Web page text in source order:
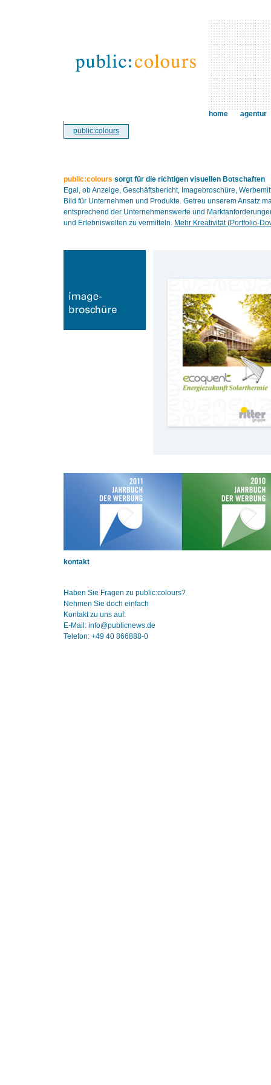
public:colours
home agentur
public:colours sorgt für die richtigen visuellen Botschaften
Egal, ob Anzeige, Geschäftsbericht, Imagebroschüre,
Bild für Unternehmen und Produkte. Getreu unserem Ansatz
entsprechend der Unternehmenswerte und
und Erlebniswelten zu vermitteln. Mehr Kreativität (Portfolio-
kontakt
Haben Sie Fragen zu public:colours?
Nehmen Sie doch einfach
Kontakt zu uns auf:
E-Mail: info@publicnews.de
Telefon: +49 40 866888-0